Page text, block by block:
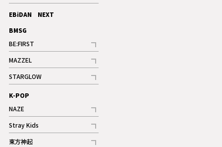
記事
EBiDAN NEXT
BMSG
BE:FIRST
記事
ギャラリー
MAZZEL
記事
ギャラリー
STARGLOW
記事
K-POP
NAZE
記事
Stray Kids
記事
東方神起